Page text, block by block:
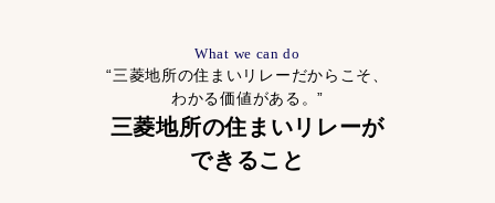
What we can do
“三菱地所の住まいリレーだからこそ、
わかる価値がある。”
三菱地所の住まいリレーが
できること